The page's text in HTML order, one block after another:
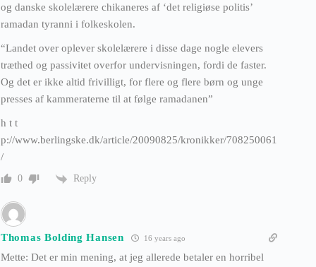
og danske skolelærere chikaneres af ‘det religiøse politis’
ramadan tyranni i folkeskolen.
“Landet over oplever skolelærere i disse dage nogle elevers
træthed og passivitet overfor undervisningen, fordi de faster.
Og det er ikke altid frivilligt, for flere og flere børn og unge
presses af kammeraterne til at følge ramadanen”
h t t
p://www.berlingske.dk/article/20090825/kronikker/708250061
/
0 Reply
Thomas Bolding Hansen 16 years ago
Mette: Det er min mening, at jeg allerede betaler en horribel